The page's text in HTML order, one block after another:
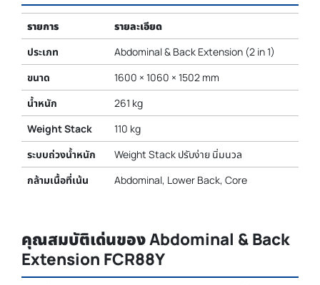
รายการ
รายละเอียด
ประเภท
Abdominal & Back Extension (2 in 1)
ขนาด
1600 × 1060 × 1502 mm
น้ำหนัก
261 kg
Weight Stack
110 kg
ระบบถ่วงน้ำหนัก
Weight Stack ปรับง่าย นิ่มนวล
กล้ามเนื้อที่เน้น
Abdominal, Lower Back, Core
คุณสมบัติเด่นของ Abdominal & Back
Extension FCR88Y